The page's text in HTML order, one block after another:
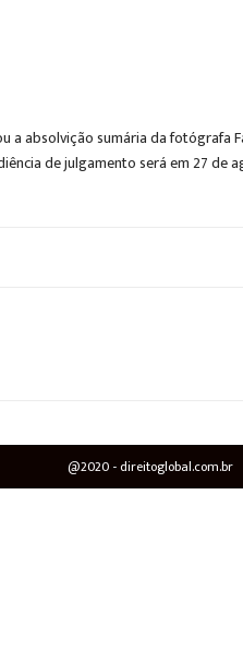
a absolvição sumária da
de julgamento será em 27 de
@2020 - direitoglobal.com.br